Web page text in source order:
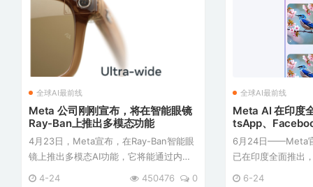
全球AI最前线
Meta 公司刚刚宣布，将在智能眼镜
Ray-Ban上推出多模态功能
4月23日，Meta宣布，在Ray-Ban智能眼
镜上推出多模态AI功能，它将能通过内置
4-24 450476 0
全球AI最前线
Meta AI 在印度
tsApp、
nstagram及
6月24日——Meta
已在印度全面推出
6-24